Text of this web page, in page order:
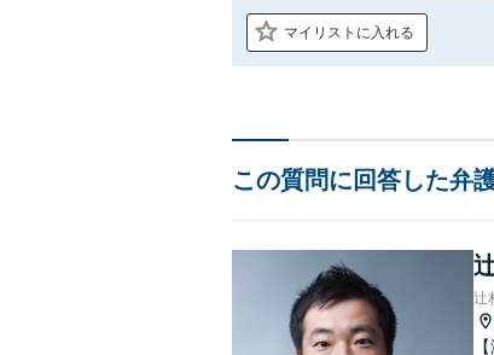
マイリストに入れる
この質問に回答した弁
辻